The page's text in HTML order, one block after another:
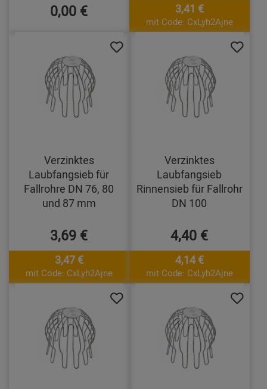
0,00 € 3,41 €
mit Code: CxLyh2Ajne
Verzinktes
Laubfangsieb für
Fallrohre DN 76, 80
und 87 mm
3,69 €
3,47 €
mit Code: CxLyh2Ajne
Verzinktes
Laubfangsieb
Rinnensieb für Fallrohr
DN 100
4,40 €
4,14 €
mit Code: CxLyh2Ajne